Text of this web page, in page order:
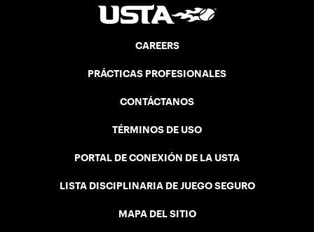
CAREERS
PRÁCTICAS PROFESIONALES
CONTÁCTANOS
TÉRMINOS DE USO
PORTAL DE CONEXIÓN DE LA USTA
LISTA DISCIPLINARIA DE JUEGO SEGURO
MAPA DEL SITIO